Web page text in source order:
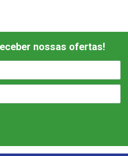
nossas ofertas!